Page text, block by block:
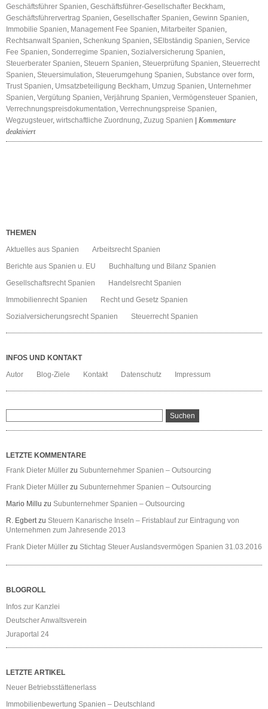
Geschäftsführer Spanien, Geschäftsführer-Gesellschafter Beckham,
Geschäftsführervertrag Spanien, Gesellschafter Spanien, Gewinn Spanien,
Immobilie Spanien, Management Fee Spanien, Mitarbeiter Spanien,
Rechtsanwalt Spanien, Schenkung Spanien, SElbständig Spanien, Service
Fee Spanien, Sonderregime Spanien, Sozialversicherung Spanien,
Steuerberater Spanien, Steuern Spanien, Steuerprüfung Spanien, Steuerrecht
Spanien, Steuersimulation, Steuerumgehung Spanien, Substance over form,
Trust Spanien, Umsatzbeteiligung Beckham, Umzug Spanien, Unternehmer
Spanien, Vergütung Spanien, Verjährung Spanien, Vermögensteuer Spanien,
Verrechnungspreisdokumentation, Verrechnungspreise Spanien,
Wegzugsteuer, wirtschaftliche Zuordnung, Zuzug Spanien
Kommentare
deaktiviertfür
Risiko
THEMEN
Aktuelles aus Spanien
Arbeitsrecht Spanien
Berichte aus Spanien u. EU
Buchhaltung und Bilanz Spanien
Gesellschaftsrecht Spanien
Handelsrecht Spanien
Immobilienrecht Spanien
Recht und Gesetz Spanien
Sozialversicherungsrecht Spanien
Steuerrecht Spanien
INFOS UND KONTAKT
Autor
Blog-Ziele Kontakt Datenschutz Impressum
LETZTE KOMMENTARE
Frank Dieter Müller zu Subunternehmer Spanien – Outsourcing
Frank Dieter Müller zu Subunternehmer Spanien – Outsourcing
Mario Millu zu Subunternehmer Spanien – Outsourcing
R. Egbertzu Steuern Kanarische Inseln – Fristablauf zur Eintragung von
Unternehmen zum Jahresende 2013
Frank Dieter Müller zu Stichtag Steuer Auslandsvermögen Spanien 31.03.2016
BLOGROLL
Infos zur Kanzlei
Deutscher Anwaltsverein
Juraportal 24
LETZTE ARTIKEL
Neuer Betriebsstättenerlass
Immobilienbewertung Spanien – Deutschland